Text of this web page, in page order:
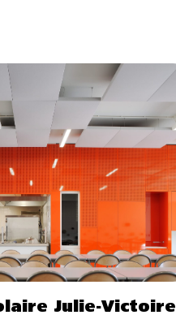
Julie-Victoire